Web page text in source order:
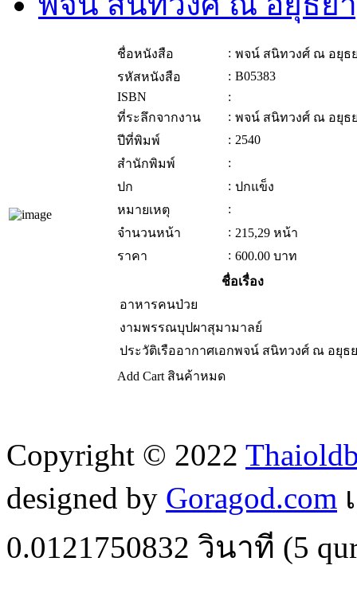
ชื่อหนังสือ : พจน์ สนิทวงศ์ ณ อยุธย
รหัสหนังสือ
: B05383
ISBN
:
ที่ระลึกจากงาน
: พจน์ สนิทวงศ์ ณ อยุธย
ปีที่พิมพ์
: 2540
สำนักพิมพ์
:
ปก
: ปกแข็ง
หมายเหตุ
:
จำนวนหน้า
: 215,29 หน้า
ราคา
: 600.00 บาท
ชื่อเรื่อง
อาหารคนป่วย
งามพรรณบุปผาสุมามาลย์
ประวัติเรืออากาศเอกพจน์ สนิทวงศ์ ณ อยุธ
Add Cart สินค้าหมด
Copyright © 2022
designed by Goragod.com
0.0121750832 วินาที (5